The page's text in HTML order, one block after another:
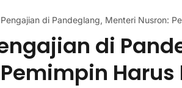
di Pandeglang, Menteri Nusron:
di